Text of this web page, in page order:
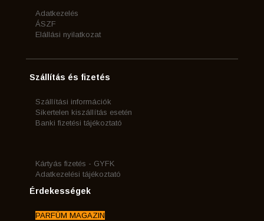
Adatkezelés
ÁSZF
Elállási nyilatkozat
Szállítás és fizetés
Szállítási információk
Sikertelen kiszállítás esetén
Banki fizetési tájékoztató
Kártyás fizetés - GYFK
Adatkezelési tájékoztató
Érdekességek
PARFÜM MAGAZIN